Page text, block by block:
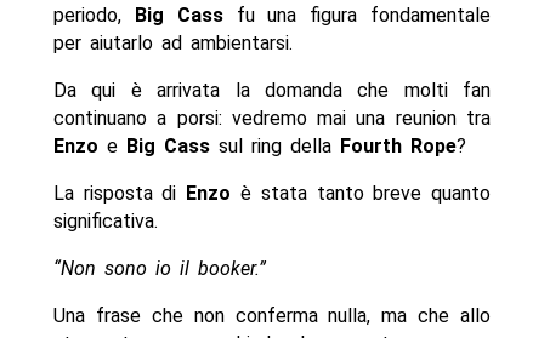
periodo, Big Cassfu una figura fondamentale
per aiutarlo ad ambientarsi.
Da qui è arrivata la domanda che molti fan
continuano a porsi: vedremo mai una reunion tra
Enzo e Big Casssul ring della Fourth Rope?
La risposta di Enzo è stata tanto breve quanto
significativa.
“Non sono io il booker.”
Una frase che non conferma nulla, ma che allo